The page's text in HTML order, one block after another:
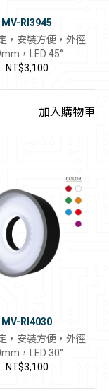
MV-RI3945
，安裝方便，外徑
，LED 45°
NT$3,100
加入購物車
MV-RI4030
，安裝方便，外徑
，LED 30°
NT$3,100